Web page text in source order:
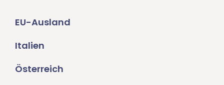
EU-Ausland
Italien
Österreich